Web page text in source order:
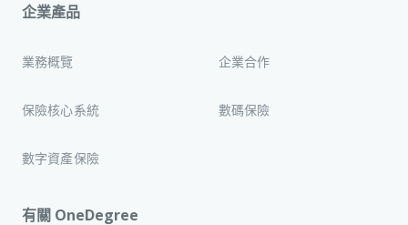
企業產品
業務概覽 企業合作
保險核心系統 數碼保險
數字資產保險
有關 OneDegree